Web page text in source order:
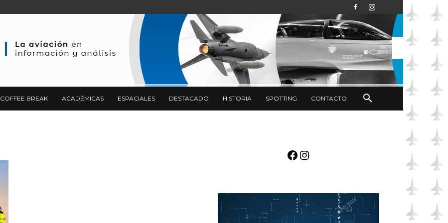
COFFEE BREAK ACADÉMICAS ESPACIALES DESTACADO HISTORIA SPOTTING CONTACTO
Facebook
Instagram